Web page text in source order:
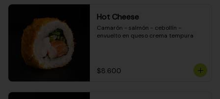
Hot Cheese
Camarón - salmón - cebollín -
envuelto en queso crema tempura
$8.600